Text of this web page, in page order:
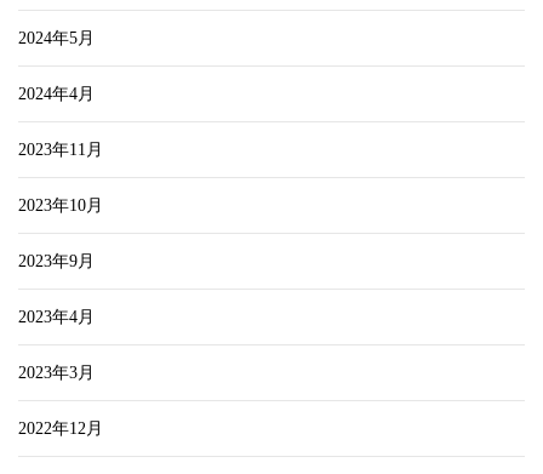
2024年5月
2024年4月
2023年11月
2023年10月
2023年9月
2023年4月
2023年3月
2022年12月